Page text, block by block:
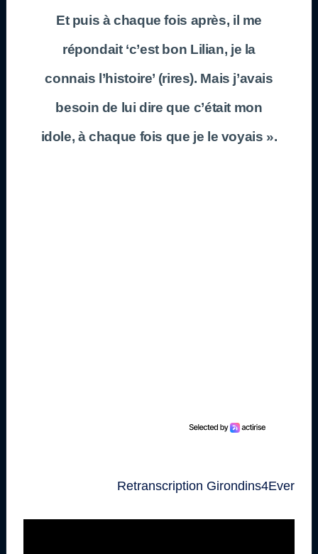
Et puis à chaque fois après, il me
répondait ‘c’est bon Lilian, je la
connais l’histoire’ (rires). Mais j’avais
besoin de lui dire que c’était mon
idole, à chaque fois que je le voyais ».
Retranscription Girondins4Ever